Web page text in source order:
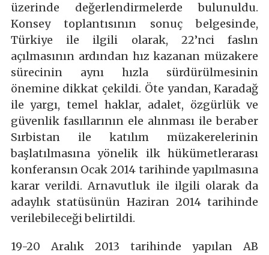
üzerinde değerlendirmelerde bulunuldu.
Konsey toplantısının sonuç belgesinde,
Türkiye ile ilgili olarak, 22’nci faslın
açılmasının ardından hız kazanan müzakere
sürecinin aynı hızla sürdürülmesinin
önemine dikkat çekildi. Öte yandan, Karadağ
ile yargı, temel haklar, adalet, özgürlük ve
güvenlik fasıllarının ele alınması ile beraber
Sırbistan ile katılım müzakerelerinin
başlatılmasına yönelik ilk hükümetlerarası
konferansın Ocak 2014 tarihinde yapılmasına
karar verildi. Arnavutluk ile ilgili olarak da
adaylık statüsünün Haziran 2014 tarihinde
verilebileceği belirtildi.
19-20 Aralık 2013 tarihinde yapılan AB